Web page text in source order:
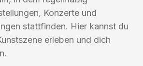
Konzerte und
stattfinden. Hier kannst du
erleben und dich